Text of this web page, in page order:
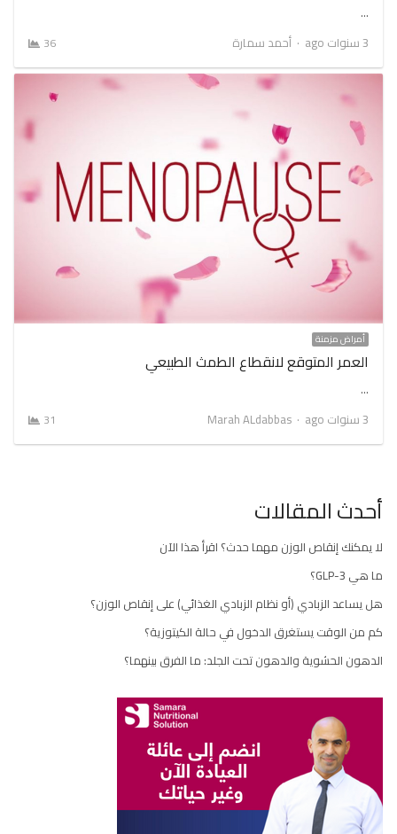
…
3 سنوات ago
Author
أحمد سمارة 36
أمراض مزمنة
العمر المتوقع لانقطاع الطمث الطبيعي
…
3 سنوات ago
Author
Marah ALdabbas
31
أحدث المقالات
لا يمكنك إنقاص الوزن مهما حدث؟ اقرأ هذا الآن
ما هي GLP-3؟
هل يساعد الزبادي (أو نظام الزبادي الغذائي) على إنقاص الوزن؟
كم من الوقت يستغرق الدخول في حالة الكيتوزية؟
الدهون الحشوية والدهون تحت الجلد: ما الفرق بينهما؟